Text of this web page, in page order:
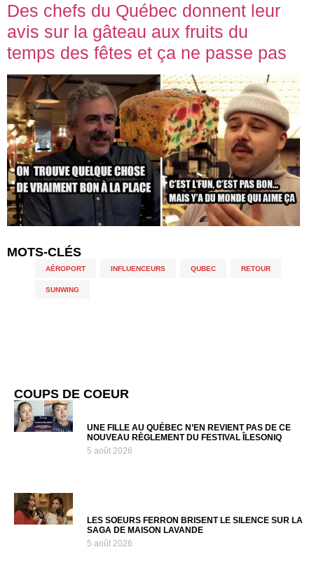
Des chefs du Québec donnent leur
avis sur la gâteau aux fruits du
temps des fêtes et ça ne passe pas
MOTS-CLÉS
AÉROPORT INFLUENCEURS QUBEC RETOUR
SUNWING
COUPS DE COEUR
UNE FILLE AU QUÉBEC N’EN REVIENT PAS DE CE
NOUVEAU RÈGLEMENT DU FESTIVAL ÎLESONIQ
5 août 2026
LES SOEURS FERRON BRISENT LE SILENCE SUR LA
SAGA DE MAISON LAVANDE
5 août 2026